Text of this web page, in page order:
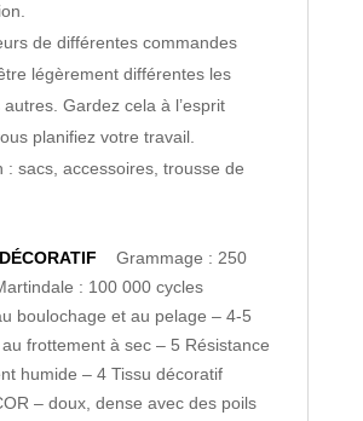
de différentes commandes
légèrement différentes les
Gardez cela à l’esprit
planifiez votre travail.
: sacs, accessoires, trousse de
Grammage : 250
: 100 000 cycles
boulochage et au pelage – 4-5
frottement à sec – 5 Résistance
humide – 4 Tissu décoratif
– doux, dense avec des poils